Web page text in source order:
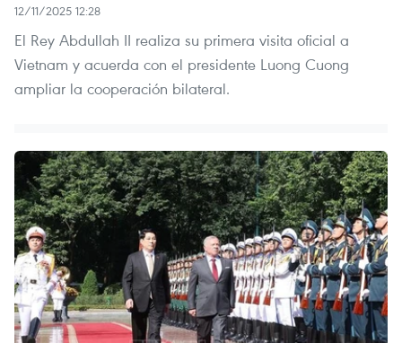
12/11/2025 12:28
El Rey Abdullah II realiza su primera visita oficial a
Vietnam y acuerda con el presidente Luong Cuong
ampliar la cooperación bilateral.